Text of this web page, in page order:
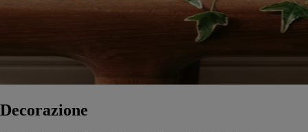
Decorazione